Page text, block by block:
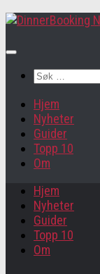
Søk
Hjem
Nyheter
Guider
Topp 10
Om
Hjem
Nyheter
Guider
Topp 10
Om